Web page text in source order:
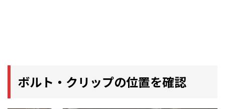
ボルト・クリップの位置を確認